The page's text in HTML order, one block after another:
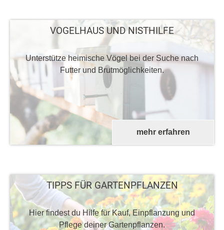
VOGELHAUS UND NISTHILFE
Unterstütze heimische Vögel bei der Suche nach
Futter und Brutmöglichkeiten.
mehr erfahren
TIPPS FÜR GARTENPFLANZEN
Hier findest du Hilfe für Kauf, Einpflanzung und
Pflege deiner Gartenpflanzen.